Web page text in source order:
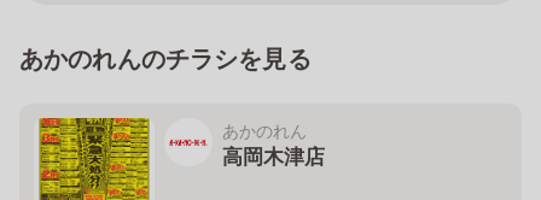
あかのれんのチラシを見る
あかのれん
高岡木津店